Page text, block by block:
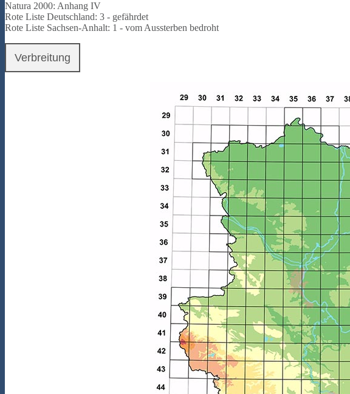
Natura 2000: Anhang IV
Rote Liste Deutschland: 3 - gefährdet
Rote Liste Sachsen-Anhalt: 1 - vom Aussterben bedroht
Verbreitung